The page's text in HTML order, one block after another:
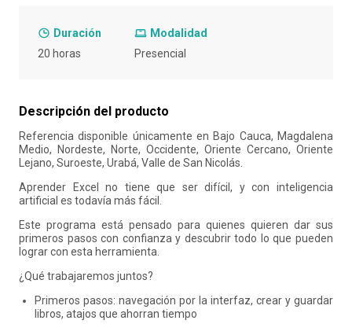
Duración
20 horas
Modalidad
Presencial
Descripción del producto
Referencia disponible únicamente en Bajo Cauca, Magdalena
Medio, Nordeste, Norte, Occidente, Oriente Cercano, Oriente
Lejano, Suroeste, Urabá, Valle de San Nicolás.
Aprender Excel no tiene que ser difícil, y con inteligencia
artificial es todavía más fácil.
Este programa está pensado para quienes quieren dar sus
primeros pasos con confianza y descubrir todo lo que pueden
lograr con esta herramienta.
¿Qué trabajaremos juntos?
Primeros pasos: navegación por la interfaz, crear y guardar
libros, atajos que ahorran tiempo